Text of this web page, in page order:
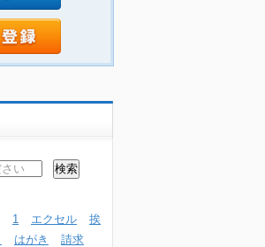
1 エクセル
挨
はがき
請求